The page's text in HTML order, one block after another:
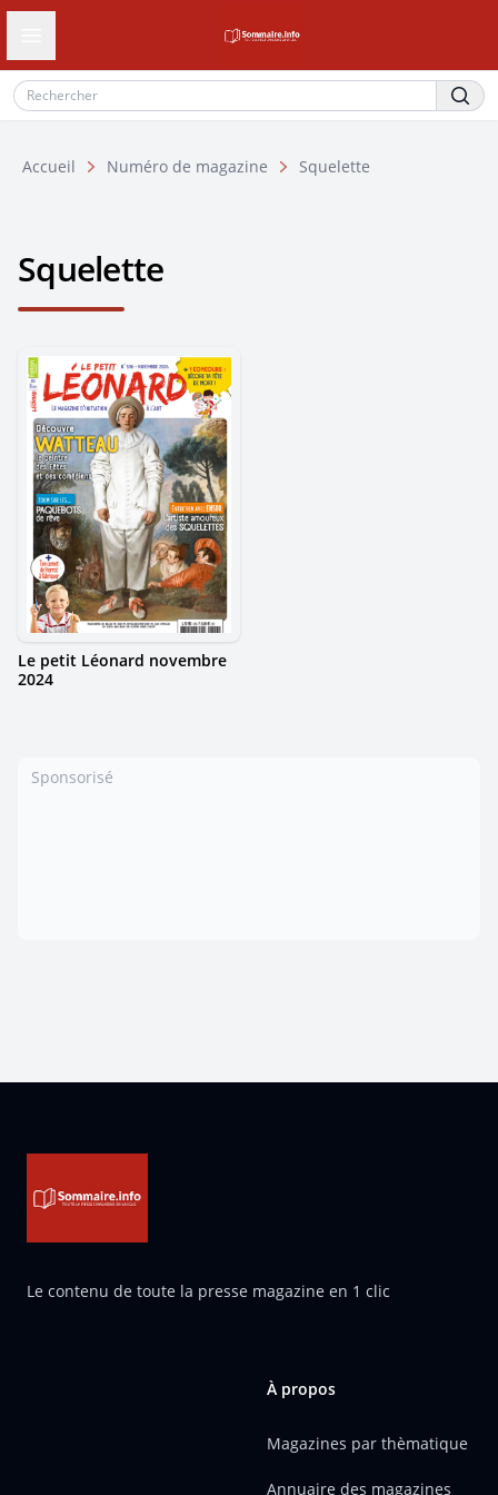
Ouvrir le tiroir de navigation
Accueil Numéro de magazine Squelette
Squelette
Le petit Léonard novembre
2024
Sponsorisé
Le contenu de toute la presse magazine en 1 clic
À propos
Magazines par thèmatique
Annuaire des magazines